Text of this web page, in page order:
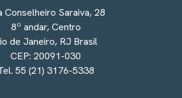
Conselheiro Saraiva, 28
8º andar, Centro
de Janeiro, RJ Brasil
CEP: 20091-030
55 (21) 3176-5338